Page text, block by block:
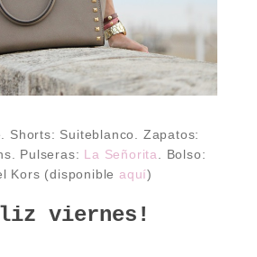
Shorts: Suiteblanco. Zapatos:
Pulseras: La Señorita
. Bolso:
Kors (disponible aquí)
viernes!